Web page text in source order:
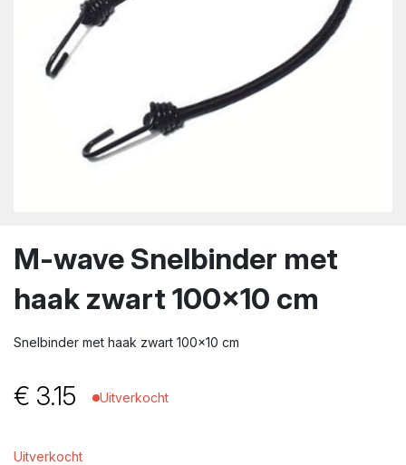
M-wave Snelbinder met
haak zwart 100×10 cm
Snelbinder met haak zwart 100×10 cm
€ 3.15 Uitverkocht
Uitverkocht